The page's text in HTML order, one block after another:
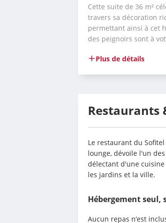
Cette suite de 36 m²
travers sa décoration
permettant ainsi à cet
des peignoirs sont à
Plus de détails
Restaurants
Le restaurant du
lounge, dévoile l'un
délectant d'une
les jardins et la ville.
Hébergement seul,
Aucun repas n’est